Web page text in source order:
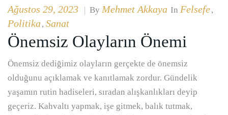
Ağustos 29, 2023 | By Mehmet Akkaya In Felsefe,
Politika, Sanat
Önemsiz Olayların Önemi
Önemsiz dediğimiz olayların gerçekte de önemsiz
olduğunu açıklamak ve kanıtlamak zordur. Gündelik
yaşamın rutin hadiseleri, sıradan alışkanlıkları deyip
geçeriz. Kahvaltı yapmak, işe gitmek, balık tutmak,